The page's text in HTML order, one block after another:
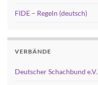
FIDE – Regeln (deutsch)
VERBÄNDE
Deutscher Schachbund e.V.